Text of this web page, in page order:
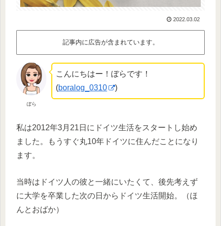
2022.03.02
記事内に広告が含まれています。
ぼら
こんにちはー！ぼらです！
(boralog_0310 )
私は2012年3月21日にドイツ生活をスタートし始め
ました。もうすぐ丸10年ドイツに住んだことになり
ます。
当時はドイツ人の彼と一緒にいたくて、後先考えず
に大学を卒業した次の日からドイツ生活開始。（ほ
んとおばか）